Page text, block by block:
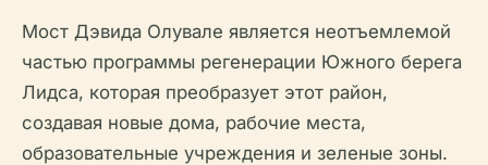
Мост Дэвида Олувале является неотъемлемой
частью программы регенерации Южного берега
Лидса, которая преобразует этот район,
создавая новые дома, рабочие места,
образовательные учреждения и зеленые зоны.